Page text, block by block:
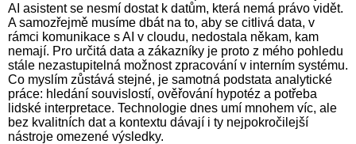
AI asistent se nesmí dostat k datům, která nemá právo vidět.
A samozřejmě musíme dbát na to, aby se citlivá data, v
rámci komunikace s AI v cloudu, nedostala někam, kam
nemají. Pro určitá data a zákazníky je proto z mého pohledu
stále nezastupitelná možnost zpracování v interním systému.
Co myslím zůstává stejné, je samotná podstata analytické
práce: hledání souvislostí, ověřování hypotéz a potřeba
lidské interpretace. Technologie dnes umí mnohem víc, ale
bez kvalitních dat a kontextu dávají i ty nejpokročilejší
nástroje omezené výsledky.